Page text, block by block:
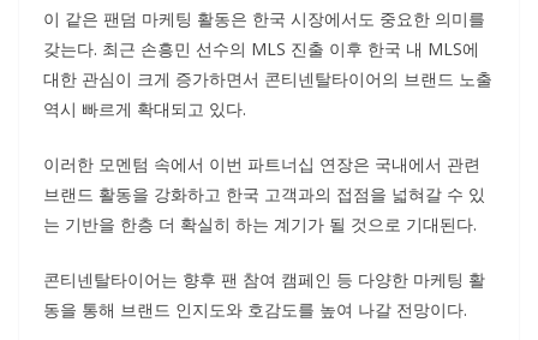
이 같은 팬덤 마케팅 활동은 한국 시장에서도 중요한 의미를
갖는다. 최근 손흥민 선수의 MLS 진출 이후 한국 내 MLS에
대한 관심이 크게 증가하면서 콘티넨탈타이어의 브랜드 노출
역시 빠르게 확대되고 있다.
이러한 모멘텀 속에서 이번 파트너십 연장은 국내에서 관련
브랜드 활동을 강화하고 한국 고객과의 접점을 넓혀갈 수 있
는 기반을 한층 더 확실히 하는 계기가 될 것으로 기대된다.
콘티넨탈타이어는 향후 팬 참여 캠페인 등 다양한 마케팅 활
동을 통해 브랜드 인지도와 호감도를 높여 나갈 전망이다.